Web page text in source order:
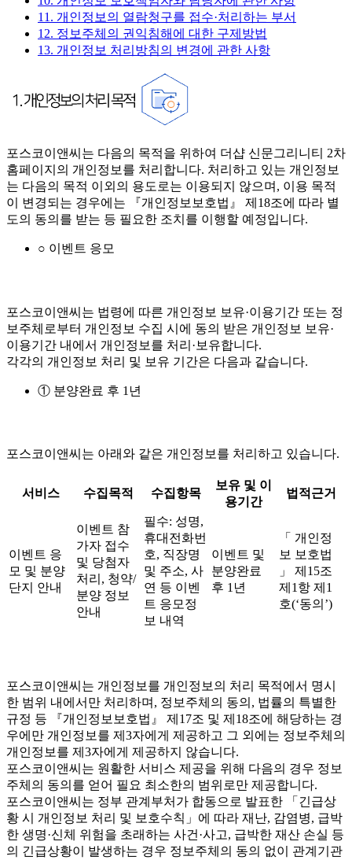
11. 개인정보의 열람청구를 접수·처리하는 부서
12. 정보주체의 권익침해에 대한 구제방법
13. 개인정보 처리방침의 변경에 관한 사항
포스코이앤씨는 다음의 목적을 위하여 더샵 신문그리니티 2차
홈페이지의 개인정보를 처리합니다. 처리하고 있는 개인정보
는 다음의 목적 이외의 용도로는 이용되지 않으며, 이용 목적
이 변경되는 경우에는 『개인정보보호법』 제18조에 따라 별
도의 동의를 받는 등 필요한 조치를 이행할 예정입니다.
○ 이벤트 응모
포스코이앤씨는 법령에 따른 개인정보 보유·이용기간 또는 정
보주체로부터 개인정보 수집 시에 동의 받은 개인정보 보유·
이용기간 내에서 개인정보를 처리·보유합니다.
각각의 개인정보 처리 및 보유 기간은 다음과 같습니다.
① 분양완료 후 1년
포스코이앤씨는 아래와 같은 개인정보를 처리하고 있습니다.
서비스 수집목적 수집항목
보유 및 이
용기간
법적근거
이벤트 응
모 및 분양
단지 안내
이벤트 참
가자 접수
및 당첨자
처리, 청약/
분양 정보
안내
필수: 성명,
휴대전화번
호, 직장명
및 주소, 사
연 등 이벤
트 응모정
보 내역
이벤트 및
분양완료
후 1년
「 개인정
보 보호법
」 제15조
제1항 제1
호(‘동의’)
포스코이앤씨는 개인정보를 개인정보의 처리 목적에서 명시
한 범위 내에서만 처리하며, 정보주체의 동의, 법률의 특별한
규정 등 『개인정보보호법』 제17조 및 제18조에 해당하는 경
우에만 개인정보를 제3자에게 제공하고 그 외에는 정보주체의
개인정보를 제3자에게 제공하지 않습니다.
포스코이앤씨는 원활한 서비스 제공을 위해 다음의 경우 정보
주체의 동의를 얻어 필요 최소한의 범위로만 제공합니다.
포스코이앤씨는 정부 관계부처가 합동으로 발표한 「긴급상
황 시 개인정보 처리 및 보호수칙」에 따라 재난, 감염병, 급박
한 생명·신체 위험을 초래하는 사건·사고, 급박한 재산 손실 등
의 긴급상황이 발생하는 경우 정보주체의 동의 없이 관계기관